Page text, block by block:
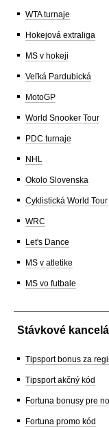
WTA turnaje
Hokejová extraliga
MS v hokeji
Veľká Pardubická
MotoGP
World Snooker Tour
PDC turnaje
NHL
Okolo Slovenska
Cyklistická World Tour
WRC
Let's Dance
MS v atletike
MS vo futbale
Stávkové
Tipsport bonus za
Tipsport akčný kód
Fortuna bonusy pre
Fortuna promo kód